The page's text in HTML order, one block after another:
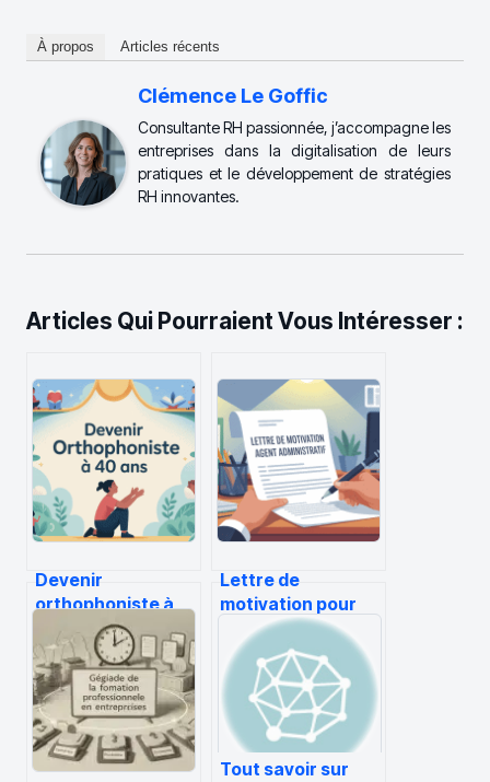
À propos Articles récents
Clémence Le Goffic
Consultante RH passionnée, j’accompagne les
entreprises dans la digitalisation de leurs
pratiques et le développement de stratégies
RH innovantes.
Articles Qui Pourraient Vous Intéresser :
Devenir
orthophoniste à
40 ans : le guide
complet pour une
reconversion
sereine
Lettre de
motivation pour
agent
administratif :
exemples, conseils
et structure
Tout savoir sur